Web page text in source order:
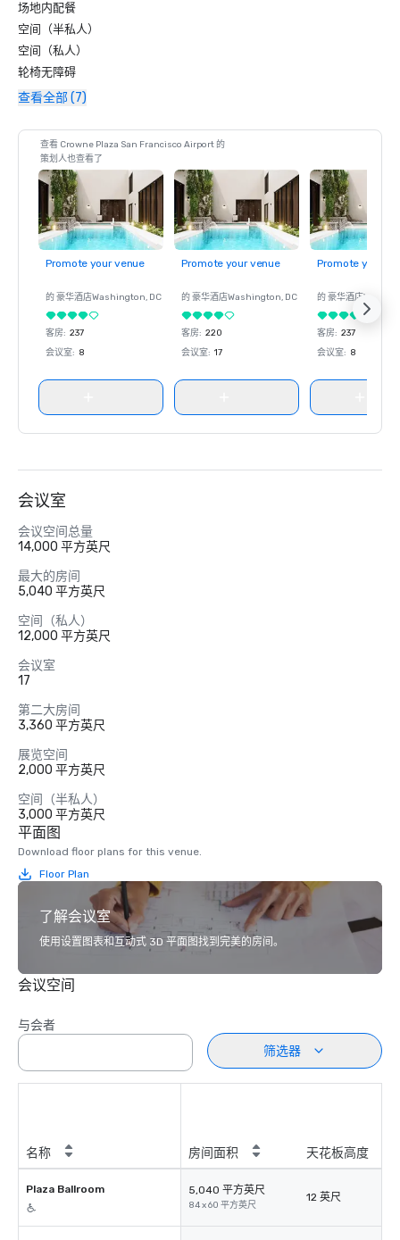
场地内配餐
空间（半私人）
空间（私人）
轮椅无障碍
查看全部 (7)
查看 Crowne Plaza San Francisco Airport 的
策划人也查看了
Promote your venue
的 豪华酒店Washington, DC
客房: 237
会议室: 8
Promote your venue
的 豪华酒店Washington, DC
客房: 220
会议室: 17
Promote your
的 豪华酒店
客房: 237
会议室: 8
会议室
会议空间总量
14,000 平方英尺
最大的房间
5,040 平方英尺
空间（私人）
12,000 平方英尺
会议室
17
第二大房间
3,360 平方英尺
展览空间
2,000 平方英尺
空间（半私人）
3,000 平方英尺
平面图
Download floor plans for this venue.
Floor Plan
了解会议室
使用设置图表和互动式 3D 平面图找到完美的房间。
会议空间
与会者
筛选器
名称 房间面积 天花板高度
Plaza Ballroom 5,040 平方英尺
84 x 60 平方英尺
12 英尺